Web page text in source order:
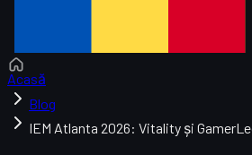
Acasă
Blog
IEM Atlanta 2026: Vitality și